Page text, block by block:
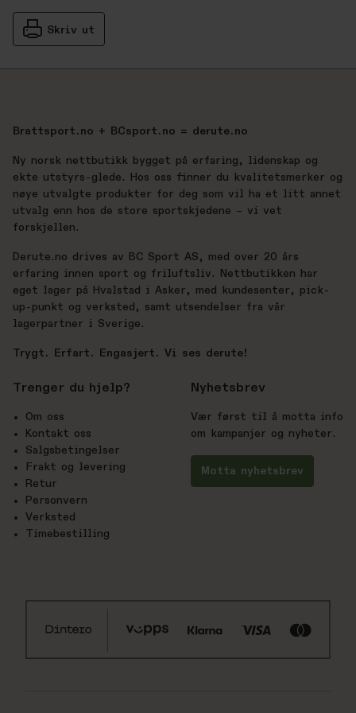
Skriv ut
Brattsport.no + BCsport.no = derute.no
Ny norsk nettbutikk bygget på erfaring, lidenskap og
ekte utstyrs-glede. Hos oss finner du kvalitetsmerker og
nøye utvalgte produkter for deg som vil ha et litt annet
utvalg enn hos de store sportskjedene – vi vet
forskjellen.
Derute.no drives av BC Sport AS, med over 20 års
erfaring innen sport og friluftsliv. Nettbutikken har
eget lager på Hvalstad i Asker, med kundesenter, pick-
up-punkt og verksted, samt utsendelser fra vår
lagerpartner i Sverige.
Trygt. Erfart. Engasjert. Vi ses derute!
Trenger du hjelp?
Om oss
Kontakt oss
Salgsbetingelser
Frakt og levering
Retur
Personvern
Verksted
Timebestilling
Nyhetsbrev
Vær først til å motta info
om kampanjer og nyheter.
Motta nyhetsbrev